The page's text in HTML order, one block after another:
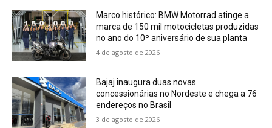
Marco histórico: BMW Motorrad atinge a
marca de 150 mil motocicletas produzidas
no ano do 10º aniversário de sua planta
4 de agosto de 2026
Bajaj inaugura duas novas
concessionárias no Nordeste e chega a 76
endereços no Brasil
3 de agosto de 2026